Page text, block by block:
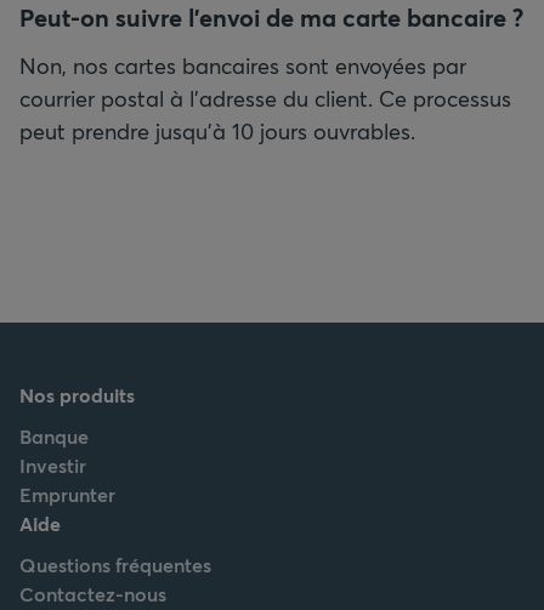
Peut-on suivre l’envoi de ma carte bancaire ?
Non, nos cartes bancaires sont envoyées par
courrier postal à l’adresse du client. Ce processus
peut prendre jusqu’à 10 jours ouvrables.
Nos produits
Banque
Investir
Emprunter
Aide
Questions fréquentes
Contactez-nous